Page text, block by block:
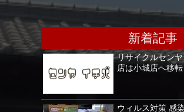
新着記事
リサイクルセン
店は小城店へ移
ウィルス対策 感